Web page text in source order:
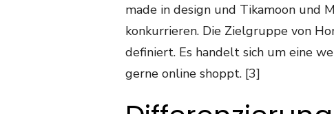
made in design und Tikamoon und
konkurrieren. Die Zielgruppe von
definiert. Es handelt sich um eine
gerne online shoppt. [3]